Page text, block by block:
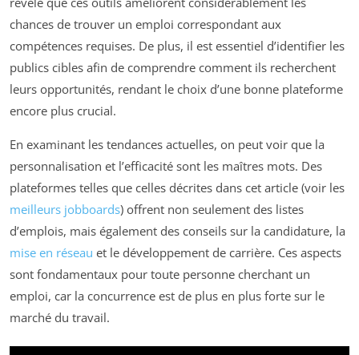
chances de trouver un emploi correspondant aux
compétences requises. De plus, il est essentiel d’identifier les
publics cibles afin de comprendre comment ils recherchent
leurs opportunités, rendant le choix d’une bonne plateforme
encore plus crucial.
En examinant les tendances actuelles, on peut voir que la
personnalisation et l’efficacité sont les maîtres mots. Des
plateformes telles que celles décrites dans cet article (voir les
meilleurs jobboards) offrent non seulement des listes
d’emplois, mais également des conseils sur la candidature, la
mise en réseau et le développement de carrière. Ces aspects
sont fondamentaux pour toute personne cherchant un
emploi, car la concurrence est de plus en plus forte sur le
marché du travail.